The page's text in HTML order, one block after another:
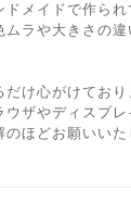
メイドで作られ
ラや大きさの違
け心がけており
ザやディスプレ
ほどお願いいた